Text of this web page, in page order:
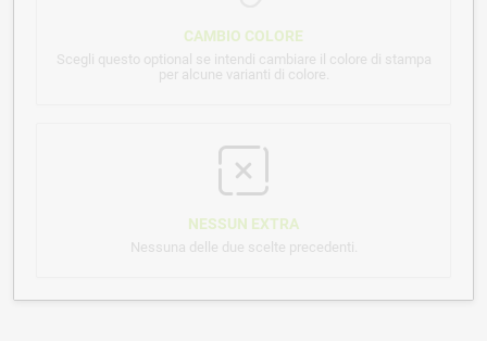
CAMBIO COLORE
Scegli questo optional se intendi cambiare il colore di stampa
per alcune varianti di colore.
NESSUN EXTRA
Nessuna delle due scelte precedenti.